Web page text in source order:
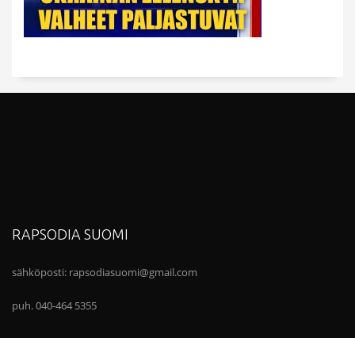
RAPSODIA SUOMI
sähköposti: rapsodiasuomi@gmail.com
puh. 040-464 5355